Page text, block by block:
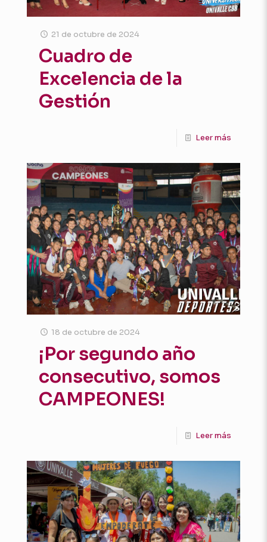
21 de octubre de 2024
Cuadro de
Excelencia de la
Gestión
Leer más
18 de octubre de 2024
¡Por segundo año
consecutivo, somos
CAMPEONES!
Leer más